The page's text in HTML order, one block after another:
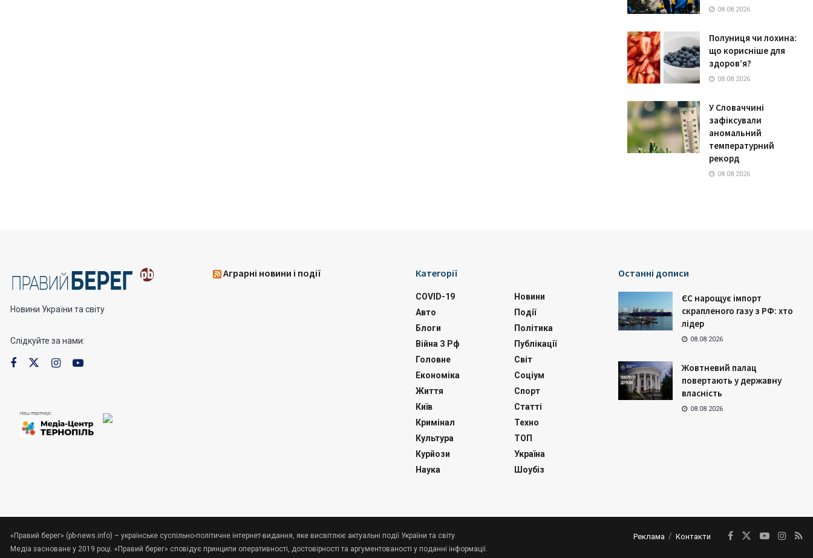
08.08.2026
Полуниця чи лохина:
що корисніше для
здоров’я?
08.08.2026
У Словаччині
зафіксували
аномальний
температурний
рекорд
08.08.2026
Новини України та світу
Слідкуйте за нами:
Аграрні новини і події Категорії
COVID-19
Авто
Блоги
Війна З Рф
Головне
Економіка
Життя
Київ
Кримінал
Культура
Курйози
Наука
Новини
Події
Політика
Публікації
Світ
Соціум
Спорт
Статті
Техно
ТОП
Україна
Шоубіз
Останні дописи
ЄС нарощує імпорт
скрапленого газу з РФ: хто
лідер
08.08.2026
Жовтневий палац
повертають у державну
власність
08.08.2026
Реклама Контакти
«Правий берег» (pb-news.info) – українське суспільно-політичне інтернет-видання, яке висвітлює актуальні події України та світу.
Медіа засноване у 2019 році. «Правий берег» сповідує принципи оперативності, достовірності та аргументованості у поданні інформації.